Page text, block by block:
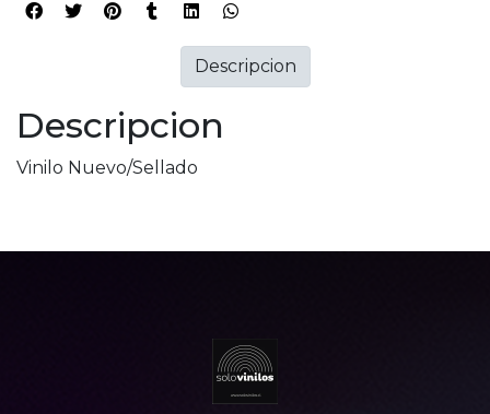
Descripcion
Vinilo Nuevo/Sellado
Descripcion